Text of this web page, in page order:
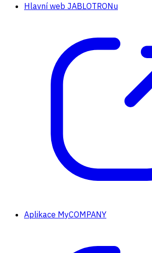
Hlavní web JABLOTRONu
Aplikace MyCOMPANY